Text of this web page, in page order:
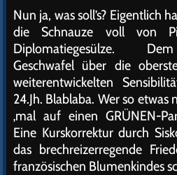
Nun ja, was soll’s? Eigentlich
die Schnauze voll von
Diplomatiegesülze.
Geschwafel über die
weiterentwickelten
24.Jh. Blablaba. Wer so
‚mal auf einen GRÜNEN-
Eine Kurskorrektur durch
das brechreizerregende
französischen Blumenkindes